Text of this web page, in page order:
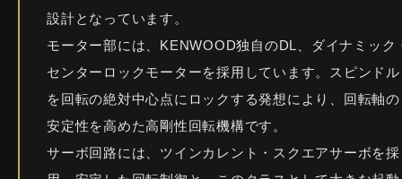
設計となっています。
モーター部には、KENWOOD独自のDL、ダイナミック
センターロックモーターを採用しています。スピンドル
を回転の絶対中心点にロックする発想により、回転軸の
安定性を高めた高剛性回転機構です。
サーボ回路には、ツインカレント・スクエアサーボを採